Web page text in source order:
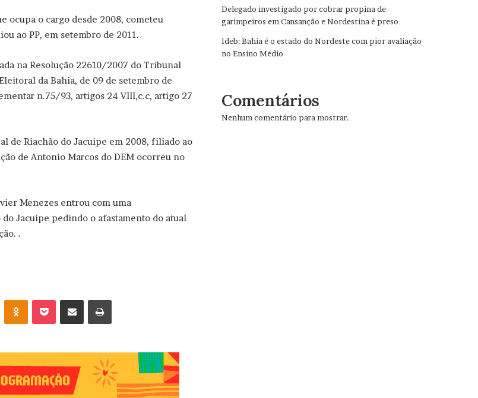
ocupa o cargo desde 2008, cometeu
ao PP, em setembro de 2011.
na Resolução 22610/2007 do Tribunal
da Bahia, de 09 de setembro de
n.75/93, artigos 24 VIII,c.c, artigo 27
de Riachão do Jacuipe em 2008, filiado ao
de Antonio Marcos do DEM ocorreu no
Menezes entrou com uma
Jacuipe pedindo o afastamento do atual
.
VK OK
Delegado investigado por cobrar propina de
garimpeiros em Cansanção e Nordestina é preso
Ideb: Bahia é o estado do Nordeste com pior avaliação
no Ensino Médio
Comentários
Nenhum comentário para mostrar.